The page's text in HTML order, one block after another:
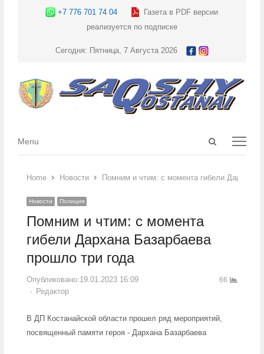
+7 776 701 74 04
Газета в PDF версии
реализуется по подписке
Сегодня: Пятница, 7 Августа 2026
Open
Menu
Menu
Home Новости Помним и чтим: с момента гибели Дархана
Новости Полиция
Помним и чтим: с момента
гибели Дархана Базарбаева
прошло три года
Опубликовано:19.01.2023 16:09
Author
Редактор
66
В ДП Костанайской области прошел ряд мероприятий,
посвященный памяти героя - Дархана Базарбаева